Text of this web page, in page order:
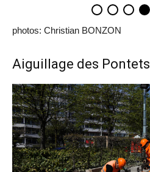
photos: Christian BONZON
Aiguillage des Pontets